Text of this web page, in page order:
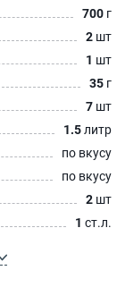
700 г
2 шт
1 шт
35 г
7 шт
1.5литр
по вкусу
по вкусу
2 шт
1 ст.л.